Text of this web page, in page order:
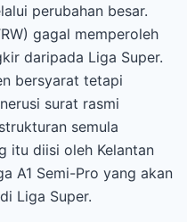
perubahan besar.
gagal memperoleh
daripada Liga Super.
bersyarat tetapi
surat rasmi
semula
itu diisi oleh Kelantan
A1 Semi-Pro yang akan
Liga Super.